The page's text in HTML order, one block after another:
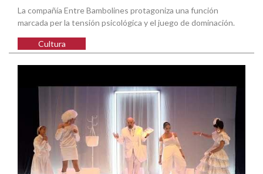
La compañía Entre Bambolines protagoniza una función
marcada per la tensión psicológica y el juego de dominación.
Cultura